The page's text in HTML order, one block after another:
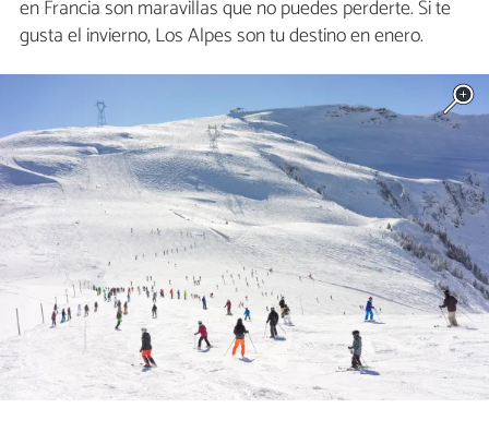
en Francia son maravillas que no puedes perderte. Si te
gusta el invierno, Los Alpes son tu destino en enero.